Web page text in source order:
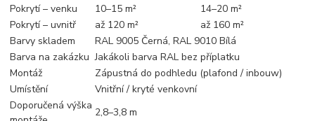
Pokrytí – venku
10–15 m²
14–20 m²
Pokrytí – uvnitř
až 120 m²
až 160 m²
Barvy skladem
RAL 9005 Černá, RAL 9010 Bílá
Barva na zakázku Jakákoli barva RAL bez příplatku
Montáž
Zápustná do podhledu (plafond / inbouw)
Umístění
Vnitřní / kryté venkovní
Doporučená výška
2,8–3,8 m